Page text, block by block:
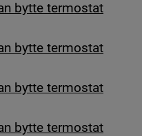
bytte termostat
bytte termostat
bytte termostat
bytte termostat